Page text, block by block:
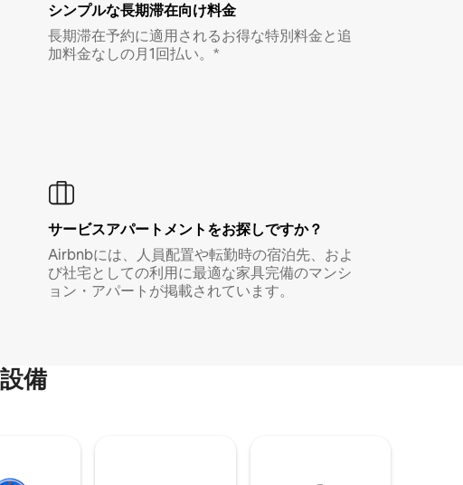
シンプルな長期滞在向け料金
長期滞在予約に適用されるお得な特別料金と追
加料金なしの月1回払い。*
サービスアパートメントをお探しですか？
Airbnbには、人員配置や転勤時の宿泊先、およ
び社宅としての利用に最適な家具完備のマンシ
ョン・アパートが掲載されています。
備